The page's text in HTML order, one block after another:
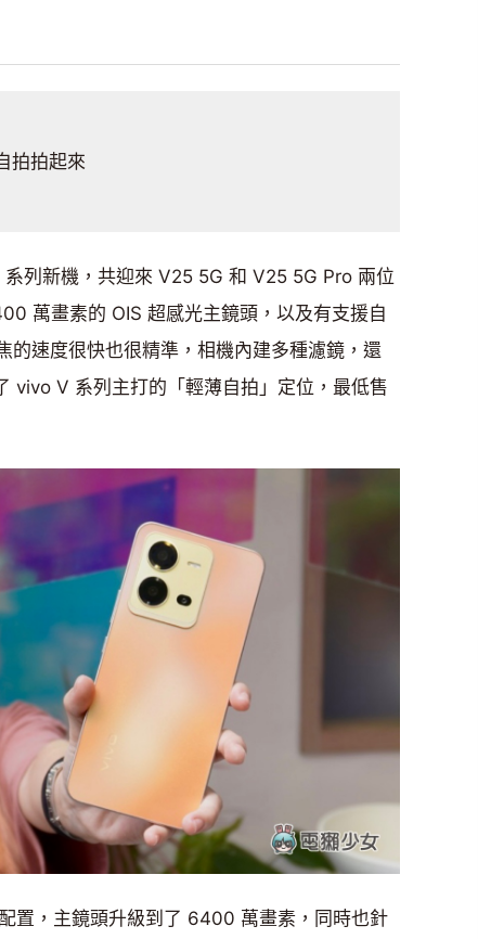
拍拍起來
列新機，共迎來 V25 5G 和 V25 5G Pro 兩位
萬畫素的 OIS 超感光主鏡頭，以及有支援自
速度很快也很精準，相機內建多種濾鏡，還
vivo V 系列主打的「輕薄自拍」定位，最低售
置，主鏡頭升級到了 6400 萬畫素，同時也針